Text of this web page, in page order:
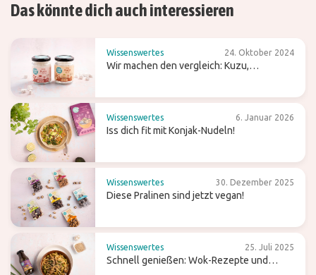
Das könnte dich auch interessieren
Wissenswertes 24. Oktober 2024
Wir machen den vergleich: Kuzu,
Wissenswertes 6. Januar 2026
Iss dich fit mit Konjak-Nudeln!
Wissenswertes 30. Dezember 2025
Diese Pralinen sind jetzt vegan!
Wissenswertes 25. Juli 2025
Schnell genießen: Wok-Rezepte und